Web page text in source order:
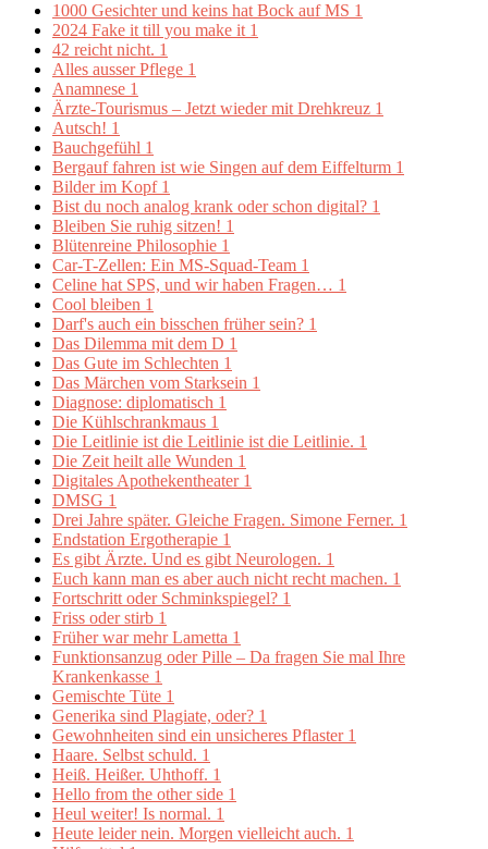
1000 Gesichter und keins hat Bock auf MS 1
2024 Fake it till you make it 1
42 reicht nicht. 1
Alles ausser Pflege 1
Anamnese 1
Ärzte-Tourismus – Jetzt wieder mit Drehkreuz 1
Autsch! 1
Bauchgefühl 1
Bergauf fahren ist wie Singen auf dem Eiffelturm 1
Bilder im Kopf 1
Bist du noch analog krank oder schon digital? 1
Bleiben Sie ruhig sitzen! 1
Blütenreine Philosophie 1
Car-T-Zellen: Ein MS-Squad-Team 1
Celine hat SPS, und wir haben Fragen… 1
Cool bleiben 1
Darf's auch ein bisschen früher sein? 1
Das Dilemma mit dem D 1
Das Gute im Schlechten 1
Das Märchen vom Starksein 1
Diagnose: diplomatisch 1
Die Kühlschrankmaus 1
Die Leitlinie ist die Leitlinie ist die Leitlinie. 1
Die Zeit heilt alle Wunden 1
Digitales Apothekentheater 1
DMSG 1
Drei Jahre später. Gleiche Fragen. Simone Ferner. 1
Endstation Ergotherapie 1
Es gibt Ärzte. Und es gibt Neurologen. 1
Euch kann man es aber auch nicht recht machen. 1
Fortschritt oder Schminkspiegel? 1
Friss oder stirb 1
Früher war mehr Lametta 1
Funktionsanzug oder Pille – Da fragen Sie mal Ihre
Krankenkasse 1
Gemischte Tüte 1
Generika sind Plagiate, oder? 1
Gewohnheiten sind ein unsicheres Pflaster 1
Haare. Selbst schuld. 1
Heiß. Heißer. Uhthoff. 1
Hello from the other side 1
Heul weiter! Is normal. 1
Heute leider nein. Morgen vielleicht auch. 1